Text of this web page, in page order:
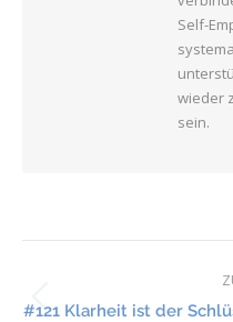
Self-
wieder
sein.
#121 Klarheit ist der